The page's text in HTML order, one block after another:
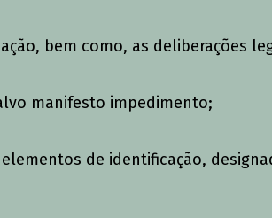
bem como, as deliberações
manifesto impedimento;
de identificação,